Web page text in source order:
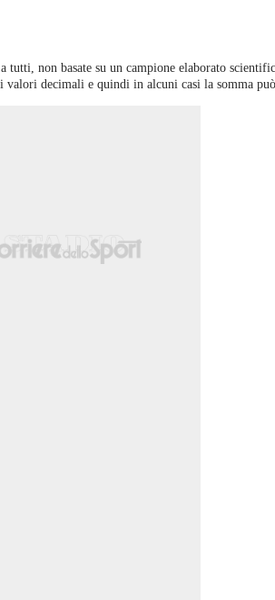
non basate su un campione elaborato
decimali e quindi in alcuni casi la somma